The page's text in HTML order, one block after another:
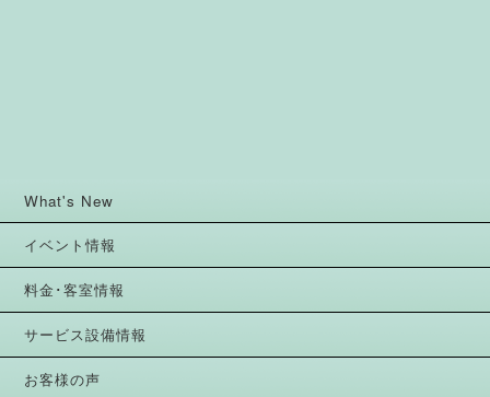
What's New
イベント情報
料金･客室情報
サービス設備情報
お客様の声